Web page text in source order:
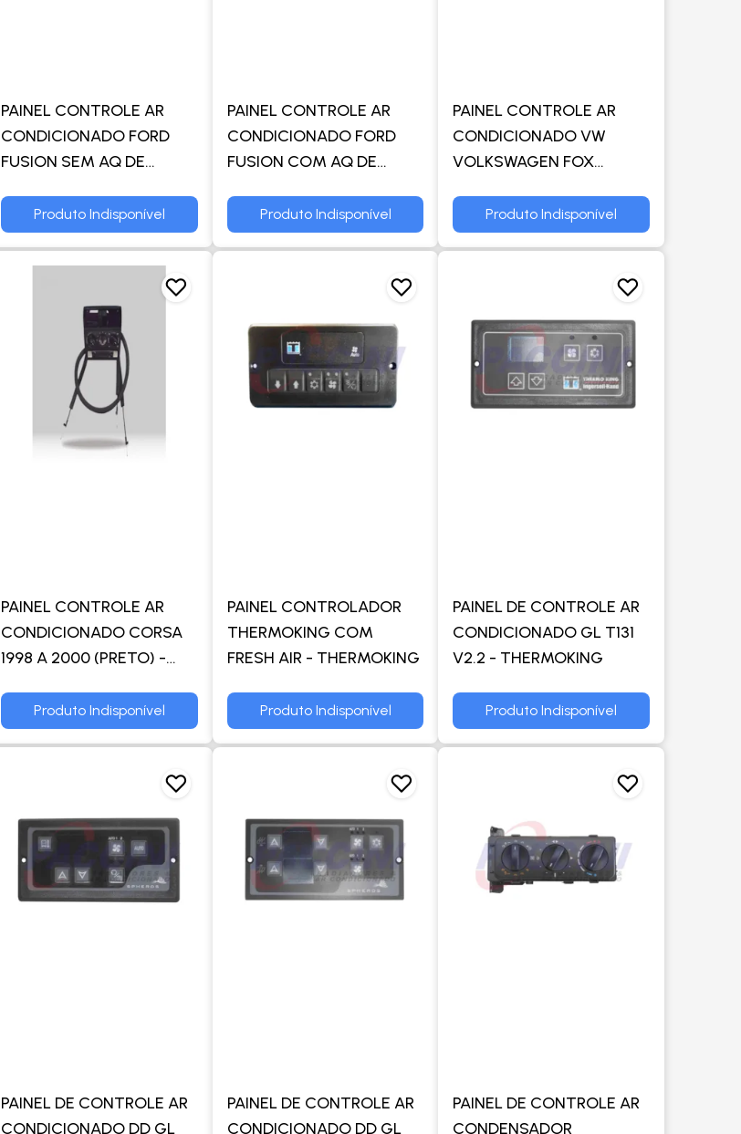
PAINEL CONTROLE AR
CONDICIONADO FORD
FUSION SEM AQ DE
Produto Indisponível
PAINEL CONTROLE AR
CONDICIONADO FORD
FUSION COM AQ DE
Produto Indisponível
PAINEL CONTROLE AR
CONDICIONADO VW
VOLKSWAGEN FOX
Produto Indisponível
PAINEL CONTROLE AR
CONDICIONADO CORSA
1998 A 2000 (PRETO) -
Produto Indisponível
PAINEL CONTROLADOR
THERMOKING COM
FRESH AIR - THERMOKING
Produto Indisponível
PAINEL DE CONTROLE AR
CONDICIONADO GL T131
V2.2 - THERMOKING
Produto Indisponível
PAINEL DE CONTROLE AR
CONDICIONADO DD GL
PAINEL DE CONTROLE AR
CONDICIONADO DD GL
PAINEL DE CONTROLE AR
CONDENSADOR